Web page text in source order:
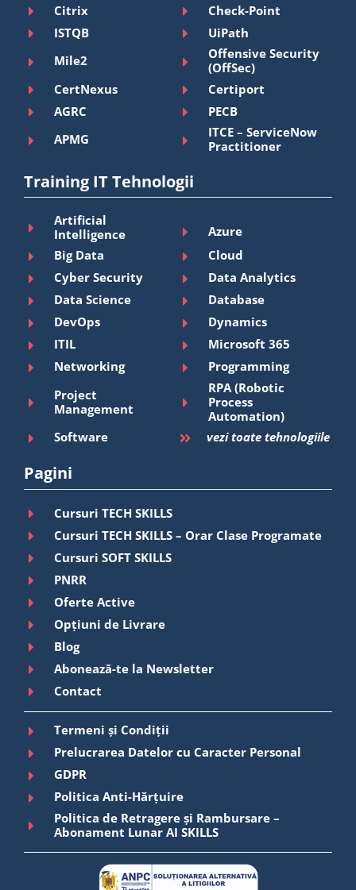
Citrix
Check-Point
ISTQB
UiPath
Mile2
Offensive Security
(OffSec)
CertNexus
Certiport
AGRC
PECB
APMG
ITCE – ServiceNow
Practitioner
Training IT Tehnologii
Artificial
Intelligence
Azure
Big Data
Cloud
Cyber Security
Data Analytics
Data Science
Database
DevOps
Dynamics
ITIL
Microsoft 365
Networking
Programming
Project
Management
RPA (Robotic
Process
Automation)
Software
vezi toate tehnologiile
Pagini
Cursuri TECH SKILLS
Cursuri TECH SKILLS – Orar Clase Programate
Cursuri SOFT SKILLS
PNRR
Oferte Active
Opțiuni de Livrare
Blog
Abonează-te la Newsletter
Contact
Termeni și Condiții
Prelucrarea Datelor cu Caracter Personal
GDPR
Politica Anti-Hărțuire
Politica de Retragere și Rambursare –
Abonament Lunar AI SKILLS